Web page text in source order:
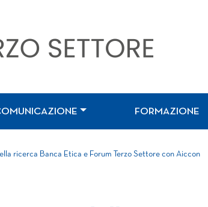
FORMAZIONE
ricerca Banca Etica e Forum Terzo Settore con Aiccon